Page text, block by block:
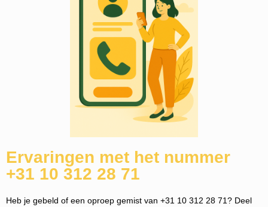
Ervaringen met het nummer
+31 10 312 28 71
Heb je gebeld of een oproep gemist van +31 10 312 28 71? Deel